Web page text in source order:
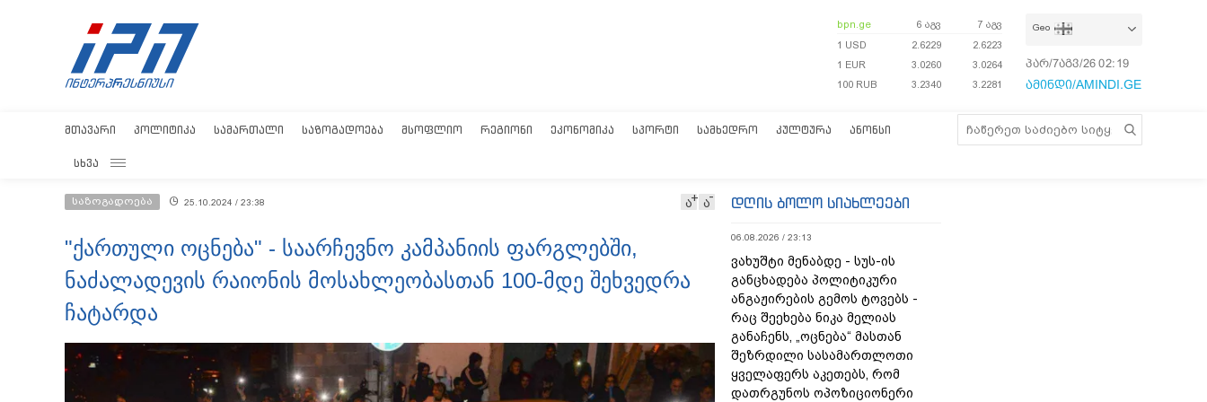
bpn.ge 6 აგვ
7 აგვ
1 USD
2.6229
2.6223
1 EUR
3.0260
3.0264
100 RUB
3.2340 3.2281
Geo
პარ/7აგვ/26 02:19:27
ამინდი/AMINDI.GE
ᲛᲗᲐᲕᲐᲠᲘ ᲞᲝᲚᲘᲢᲘᲙᲐ ᲡᲐᲛᲐᲠᲗᲐᲚᲘ ᲡᲐᲖᲝᲒᲐᲓᲝᲔᲑᲐ ᲛᲡᲝᲤᲚᲘᲝ ᲠᲔᲒᲘᲝᲜᲘ ᲔᲙᲝᲜᲝᲛᲘᲙᲐ ᲡᲞᲝᲠᲢᲘ ᲡᲐᲛᲮᲔᲓᲠᲝ ᲙᲣᲚᲢᲣᲠᲐ ᲐᲜᲝᲜᲡᲘ
ᲡᲮᲕᲐ
საზოგადოება 25.10.2024 / 23:38 ა ა
"ქართული ოცნება" - საარჩევნო კამპანიის ფარგლებში,
ნაძალადევის რაიონის მოსახლეობასთან 100-მდე შეხვედრა
ჩატარდა
დღის ბოლო სიახლეები
06.08.2026 / 23:13
ვახუშტი მენაბდე - სუს-ის
განცხადება პოლიტიკური
ანგაჟირების გემოს ტოვებს -
რაც შეეხება ნიკა მელიას
განაჩენს, „ოცნება“ მასთან
შეზრდილი სასამართლოთი
ყველაფერს აკეთებს, რომ
დათრგუნოს ოპოზიციონერი